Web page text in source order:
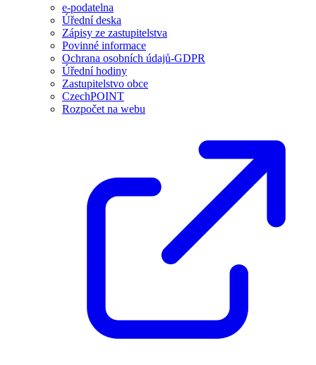
e-podatelna
Úřední deska
Zápisy ze zastupitelstva
Povinné informace
Ochrana osobních údajů-GDPR
Úřední hodiny
Zastupitelstvo obce
CzechPOINT
Rozpočet na webu